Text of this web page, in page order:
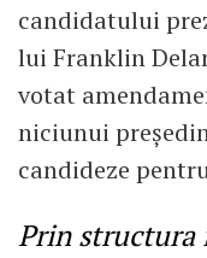
candidatului
lui Franklin
votat
niciunui
candideze
Prin structura